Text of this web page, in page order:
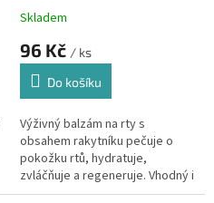
Skladem
96 Kč / ks
Do košíku
Výživný balzám na rty s
obsahem rakytníku pečuje o
pokožku rtů, hydratuje,
zvláčňuje a regeneruje. Vhodný i
na popraskané koutky